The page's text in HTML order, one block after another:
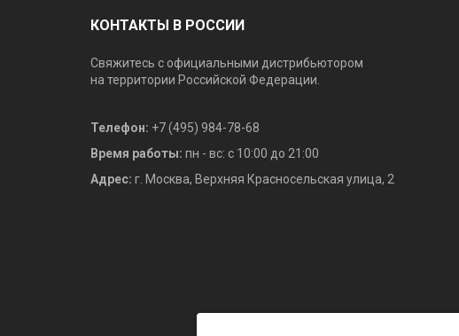
КОНТАКТЫ В РОССИИ
Свяжитесь с официальными дистрибьютором
на территории Российской Федерации.
Телефон: +7 (495) 984-78-68
Время работы: пн - вс: с 10:00 до 21:00
Адрес: г. Москва, Верхняя Красносельская улица, 2